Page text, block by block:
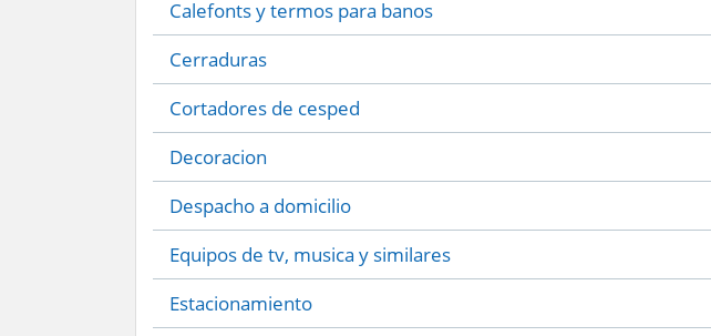
Calefonts y termos para banos
Cerraduras
Cortadores de cesped
Decoracion
Despacho a domicilio
Equipos de tv, musica y similares
Estacionamiento